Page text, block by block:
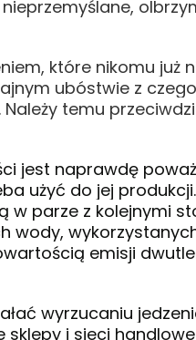
które nikomu
ubóstwie z
temu
jest naprawdę
użyć do jej
w parze z kolejnymi
wody,
emisji
wyrzucaniu
sklepy i sieci